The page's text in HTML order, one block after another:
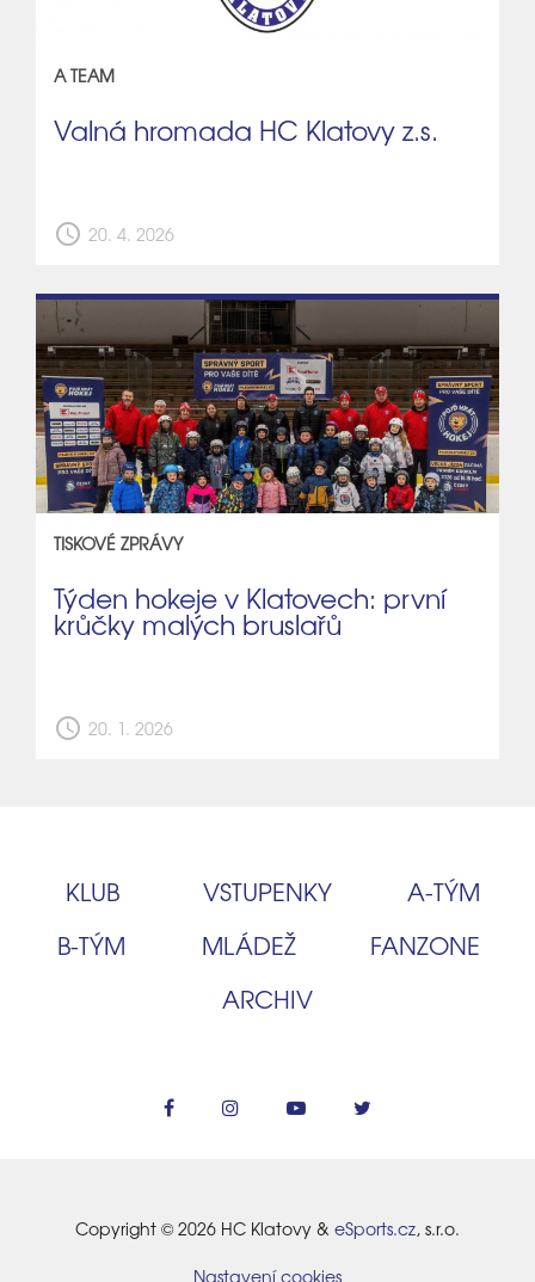
A TEAM
Valná hromada HC Klatovy z.s.
schedule 20. 4. 2026
TISKOVÉ ZPRÁVY
Týden hokeje v Klatovech: první
krůčky malých bruslařů
schedule 20. 1. 2026
KLUB VSTUPENKY
A‑TÝM
B‑TÝM
MLÁDEŽ
FANZONE
ARCHIV
Copyright © 2026 HC Klatovy & eSports.cz, s.r.o.
Nastavení cookies